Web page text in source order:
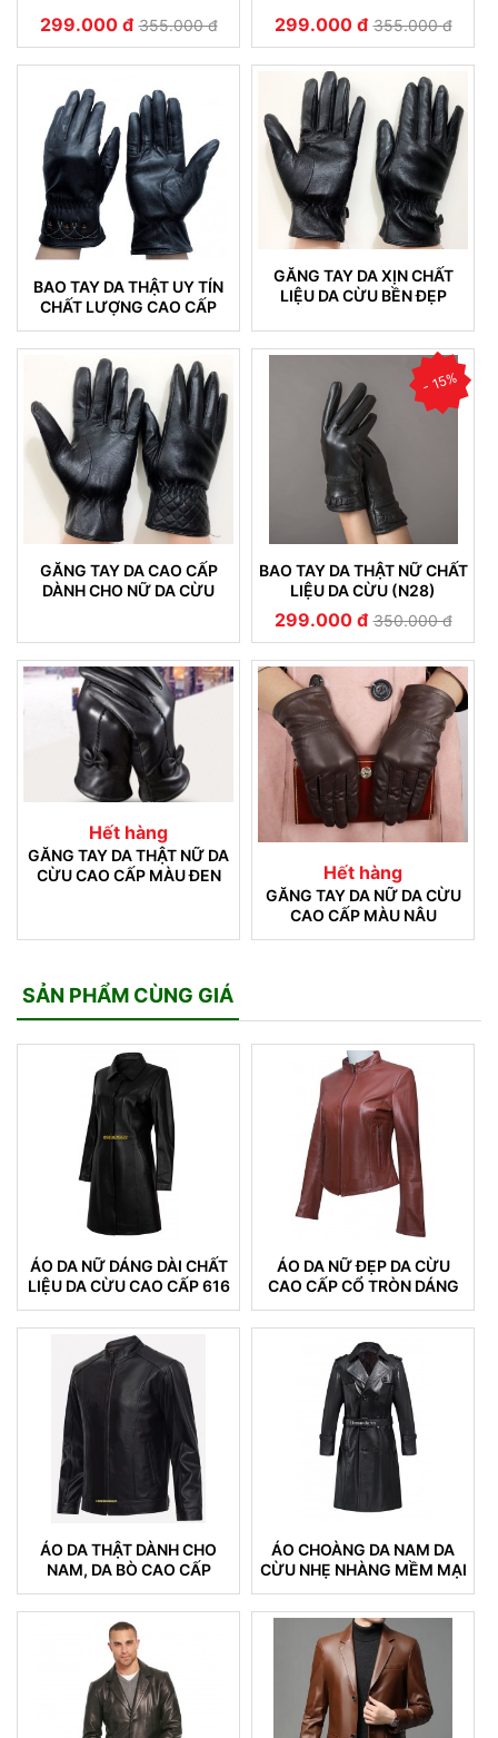
299.000 đ 355.000 đ 299.000 đ 355.000 đ
BAO TAY DA THẬT UY TÍN
CHẤT LƯỢNG CAO CẤP
KHÔNG NỔ DA
GĂNG TAY DA XỊN CHẤT
LIỆU DA CỪU BỀN ĐẸP
GĂNG TAY DA CAO CẤP
DÀNH CHO NỮ DA CỪU
- 15%
BAO TAY DA THẬT NỮ CHẤT
LIỆU DA CỪU (N28)
299.000 đ 350.000 đ
Hết hàng
GĂNG TAY DA THẬT NỮ DA
CỪU CAO CẤP MÀU ĐEN
Hết hàng
GĂNG TAY DA NỮ DA CỪU
CAO CẤP MÀU NÂU
SẢN PHẨM CÙNG GIÁ
ÁO DA NỮ DÁNG DÀI CHẤT
LIỆU DA CỪU CAO CẤP 616
ÁO DA NỮ ĐẸP DA CỪU
CAO CẤP CỔ TRÒN DÁNG
TRƠN
ÁO DA THẬT DÀNH CHO
NAM, DA BÒ CAO CẤP
KHÔNG NỔ DA BONG TRÓC
DA (100)
ÁO CHOÀNG DA NAM DA
CỪU NHẸ NHÀNG MỀM MẠI
04